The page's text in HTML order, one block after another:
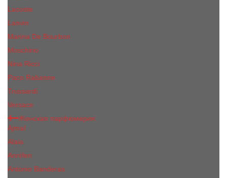
Lacoste
Lanvin
Marina De Bourbon
Moschino
Nina Ricci
Paco Rabanne
Trussardi
Versace
Женская парфюмерия
Ajmal
Alaia
Annifen
Antonio Banderas